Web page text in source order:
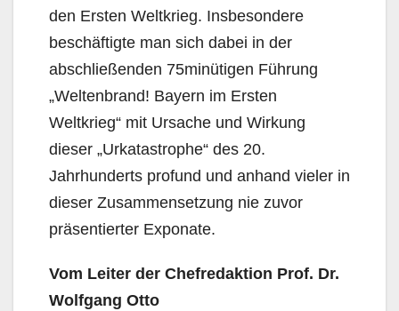
den Ersten Weltkrieg. Insbesondere
beschäftigte man sich dabei in der
abschließenden 75minütigen Führung
„Weltenbrand! Bayern im Ersten
Weltkrieg“ mit Ursache und Wirkung
dieser „Urkatastrophe“ des 20.
Jahrhunderts profund und anhand vieler in
dieser Zusammensetzung nie zuvor
präsentierter Exponate.
Vom Leiter der Chefredaktion Prof. Dr.
Wolfgang Otto